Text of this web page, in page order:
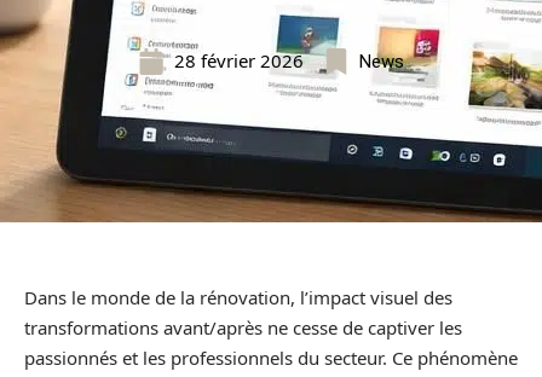
28 février 2026 News
Dans le monde de la rénovation, l’impact visuel des
transformations avant/après ne cesse de captiver les
passionnés et les professionnels du secteur. Ce phénomène